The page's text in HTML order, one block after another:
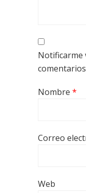
Notificarme
comentarios
Nombre *
Correo
Web